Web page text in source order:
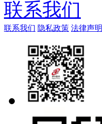
联系我们
联系我们 隐私政策 法律声明